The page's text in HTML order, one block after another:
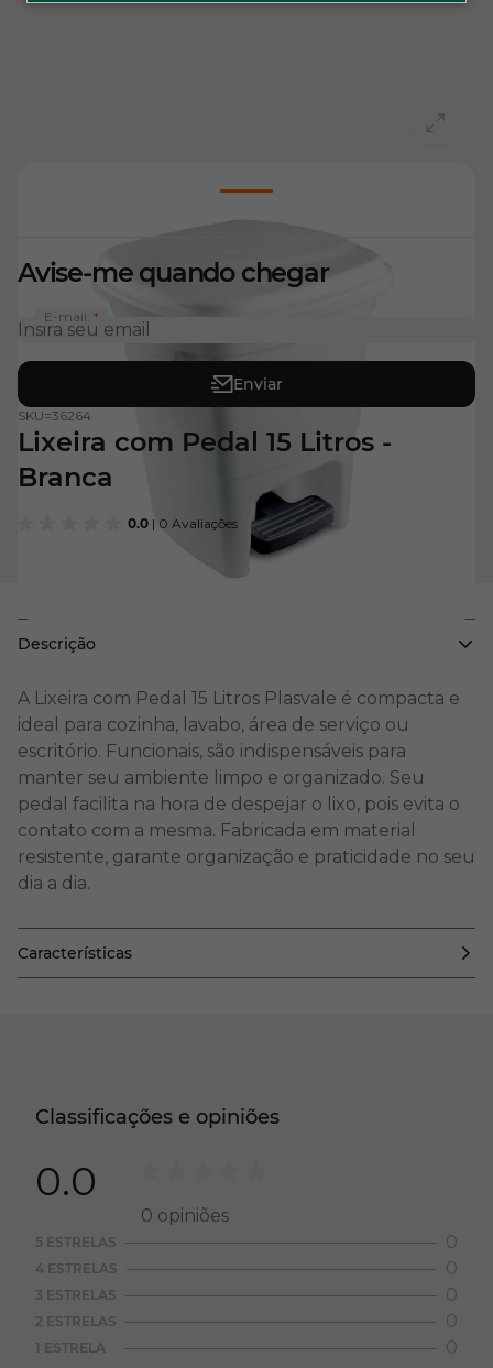
0.0 | 0 Avaliações
SKU=36264
Lixeira com Pedal 15 Litros -
Branca
Avise-me quando chegar
E-mail:
Enviar
Descrição
A Lixeira com Pedal 15 Litros Plasvale é compacta e
ideal para cozinha, lavabo, área de serviço ou
escritório. Funcionais, são indispensáveis para
manter seu ambiente limpo e organizado. Seu
pedal facilita na hora de despejar o lixo, pois evita o
contato com a mesma. Fabricada em material
resistente, garante organização e praticidade no seu
dia a dia.
Características
Classificações e opiniões
0.0
0 opiniões
5 ESTRELAS 0
4 ESTRELAS 0
3 ESTRELAS 0
2 ESTRELAS 0
1 ESTRELA 0